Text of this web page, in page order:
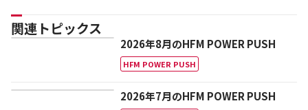
関連トピックス
2026年8月のHFM POWER PUSH
HFM POWER PUSH
2026年7月のHFM POWER PUSH